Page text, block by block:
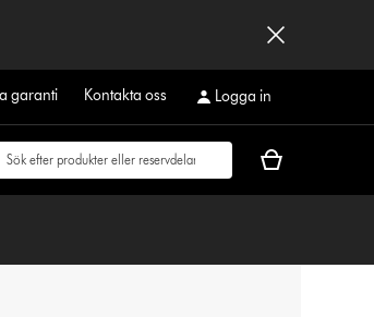
garanti Kontakta oss Logga in
Kundvagnen